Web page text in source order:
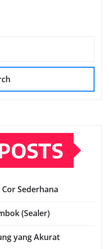
Sederhana
(Sealer)
yang Akurat